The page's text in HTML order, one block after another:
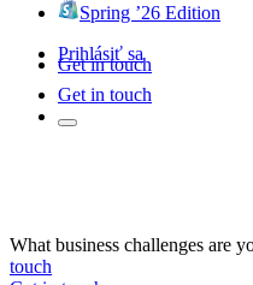
Spring ’26 Edition
Prihlásiť sa
Get in touch
Get in touch
What business challenges are
touch